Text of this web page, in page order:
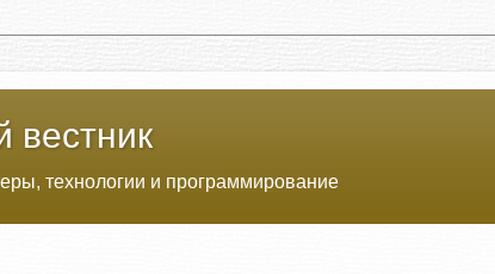
вестник
технологии и программирование